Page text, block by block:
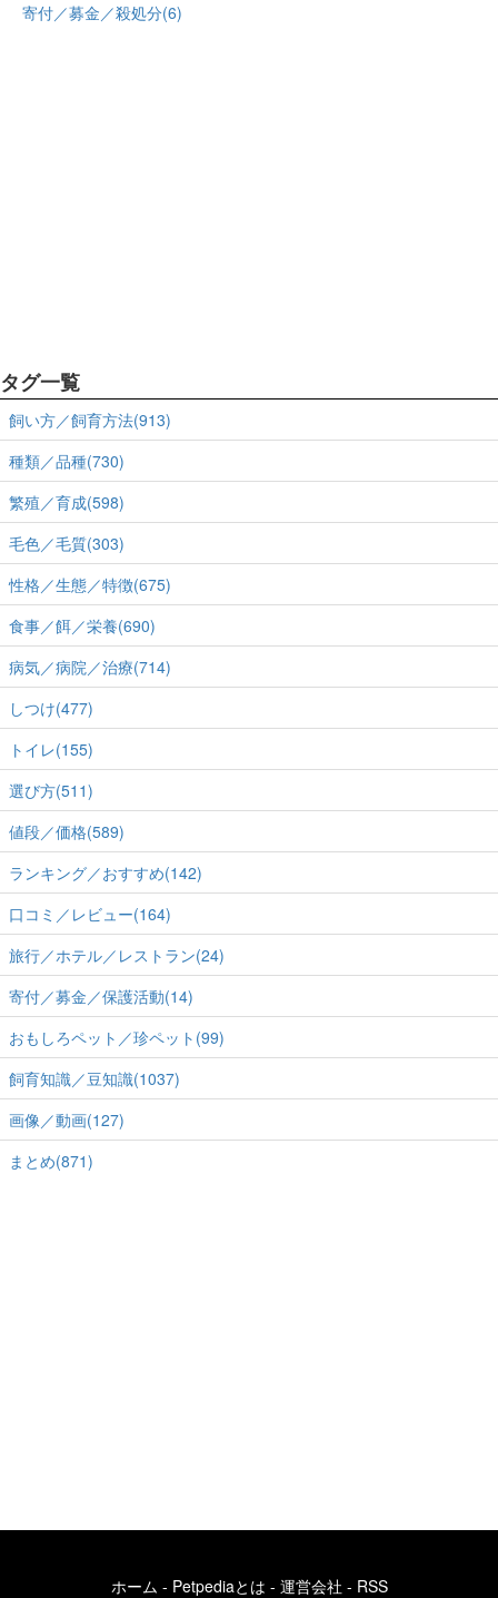
寄付／募金／殺処分(6)
タグ一覧
飼い方／飼育方法(913)
種類／品種(730)
繁殖／育成(598)
毛色／毛質(303)
性格／生態／特徴(675)
食事／餌／栄養(690)
病気／病院／治療(714)
しつけ(477)
トイレ(155)
選び方(511)
値段／価格(589)
ランキング／おすすめ(142)
口コミ／レビュー(164)
旅行／ホテル／レストラン(24)
寄付／募金／保護活動(14)
おもしろペット／珍ペット(99)
飼育知識／豆知識(1037)
画像／動画(127)
まとめ(871)
ホーム - Petpediaとは - 運営会社 - RSS